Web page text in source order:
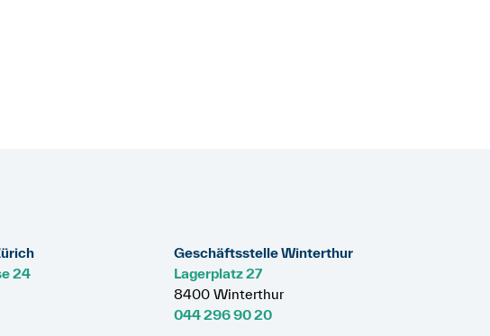
24
Geschäftsstelle Winterthur
Lagerplatz 27
8400 Winterthur
044 296 90 20